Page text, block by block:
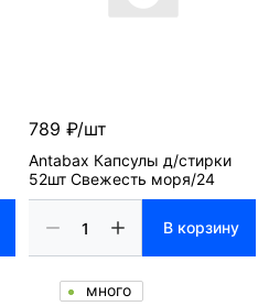
789 ₽/шт
Antabax Капсулы д/стирки
52шт Свежесть моря/24
В корзину
много